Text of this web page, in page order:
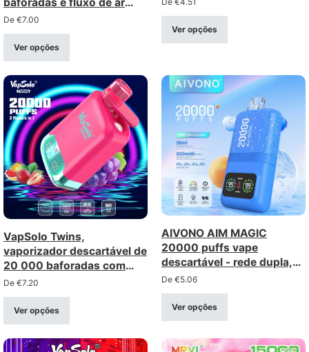
ajustável – recarregável
com porta Type-C
(intensidade 0–5%)
De €7.00
Ver opções
Ver opções
VapSolo Twins,
vaporizador descartável de
20 000 baforadas com
dupla opção – recarregável
com ecrã
De €7.20
Ver opções
AIVONO AIM MAGIC
20000 puffs vape
descartável - rede dupla,
ecrã LCD
De €5.06
Ver opções